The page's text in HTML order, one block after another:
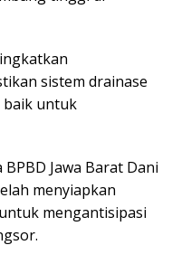
sistem drainase
baik untuk
Jawa Barat Dani
menyiapkan
mengantisipasi